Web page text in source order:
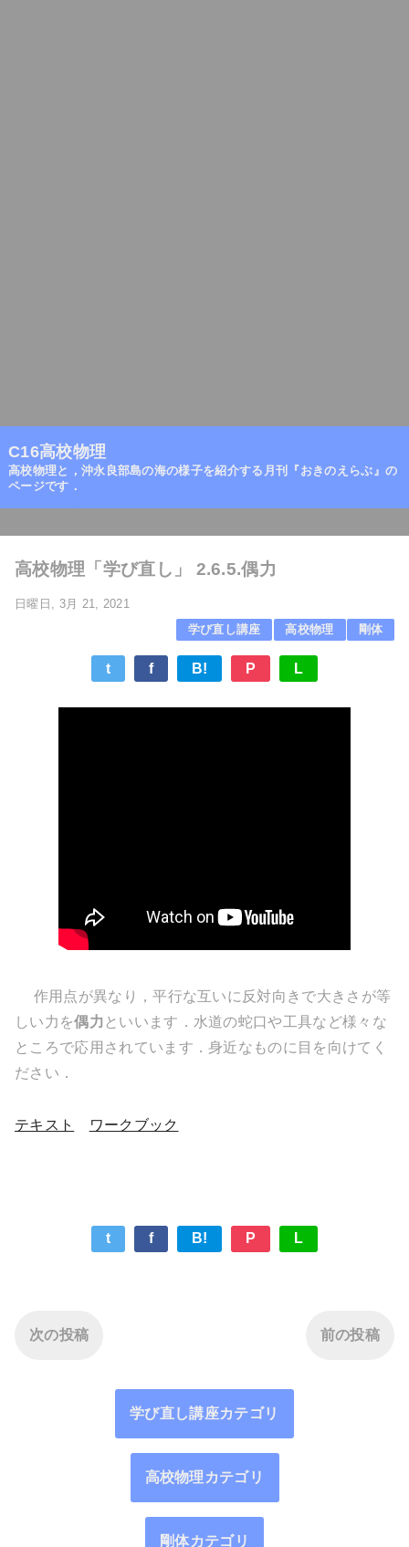
C16高校物理
高校物理と，沖永良部島の海の様子を紹介する月刊『おきのえらぶ』の
ページです．
高校物理「学び直し」 2.6.5.偶力
日曜日, 3月 21, 2021
学び直し講座
高校物理 剛体
t f B! P L
作用点が異なり，平行な互いに反対向きで大きさが等
しい力を偶力 といいます．水道の蛇口や工具など様々な
ところで応用されています．身近なものに目を向けてく
ださい．
テキスト ワークブック
t f B! P L
次の投稿 前の投稿
学び直し講座カテゴリ
高校物理カテゴリ
剛体カテゴリ